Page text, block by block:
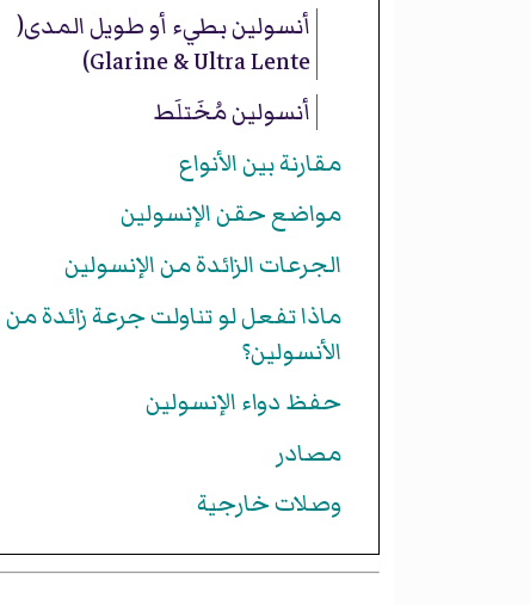
أنسولين بطيء أو طويل المدى(
Glarine & Ultra Lente)
أنسولين مُخَتلَط
مقارنة بين الأنواع
مواضع حقن الإنسولين
الجرعات الزائدة من الإنسولين
ماذا تفعل لو تناولت جرعة زائدة من
الأنسولين؟
حفظ دواء الإنسولين
مصادر
وصلات خارجية